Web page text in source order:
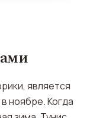
является
ноябре. Когда